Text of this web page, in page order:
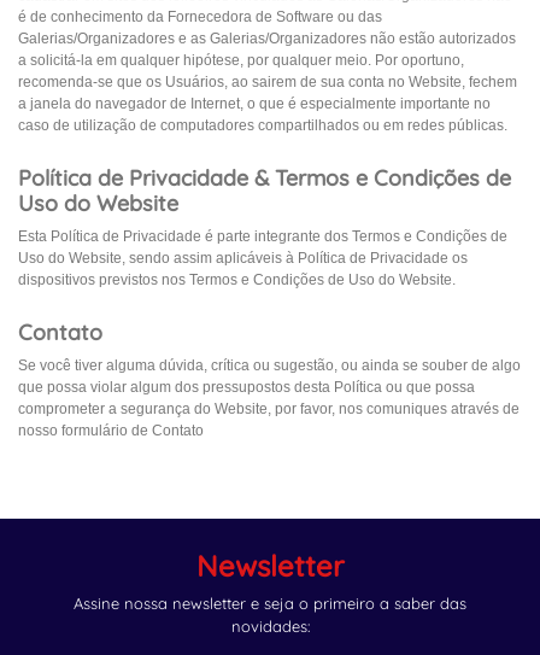
é de conhecimento da Fornecedora de Software ou das
Galerias/Organizadores e as Galerias/Organizadores não estão autorizados
a solicitá-la em qualquer hipótese, por qualquer meio. Por oportuno,
recomenda-se que os Usuários, ao sairem de sua conta no Website, fechem
a janela do navegador de Internet, o que é especialmente importante no
caso de utilização de computadores compartilhados ou em redes públicas.
Política de Privacidade & Termos e Condições de
Uso do Website
Esta Política de Privacidade é parte integrante dos Termos e Condições de
Uso do Website, sendo assim aplicáveis à Política de Privacidade os
dispositivos previstos nos Termos e Condições de Uso do Website.
Contato
Se você tiver alguma dúvida, crítica ou sugestão, ou ainda se souber de algo
que possa violar algum dos pressupostos desta Política ou que possa
comprometer a segurança do Website, por favor, nos comuniques através de
nosso formulário de Contato
Newsletter
Assine nossa newsletter e seja o primeiro a saber das
novidades: